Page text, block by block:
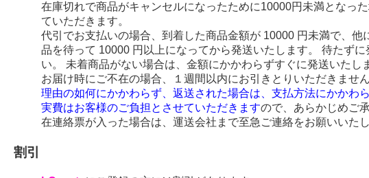
在庫切れで商品がキャンセルになったために10000円未満となっ
ていただきます。
代引でお支払いの場合、到着した商品金額が 10000 円未満で、他
品を待って 10000 円以上になってから発送いたします。 待たず
い。 未着商品がない場合は、金額にかかわらずすぐに発送いたし
お届け時にご不在の場合、１週間以内にお引きとりいただきませ
理由の如何にかかわらず、返送された場合は、支払方法にかかわ
実費はお客様のご負担とさせていただきますので、あらかじめご
在連絡票が入った場合は、運送会社まで至急ご連絡をお願いいたし
割引